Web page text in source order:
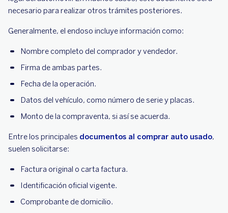
necesario para realizar otros trámites posteriores.
Generalmente, el endoso incluye información como:
Nombre completo del comprador y vendedor.
Firma de ambas partes.
Fecha de la operación.
Datos del vehículo, como número de serie y placas.
Monto de la compraventa, si así se acuerda.
Entre los principales documentos al comprar auto usado,
suelen solicitarse:
Factura original o carta factura.
Identificación oficial vigente.
Comprobante de domicilio.